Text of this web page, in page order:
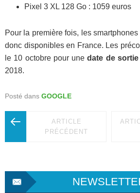
Pixel 3 XL 128 Go : 1059 euros
Pour la première fois, les
donc disponibles en France. Les
le 10 octobre pour unedate de sortie
2018.
Posté dans GOOGLE
ARTICLE
PRÉCÉDENT